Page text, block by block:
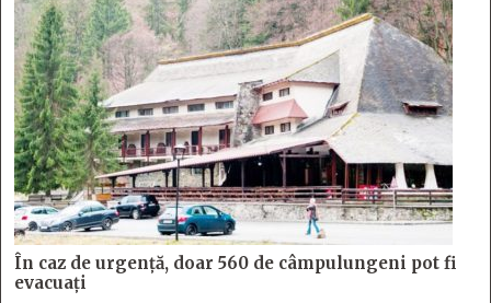
În caz de urgență, doar 560 de câmpulungeni pot fi
evacuați